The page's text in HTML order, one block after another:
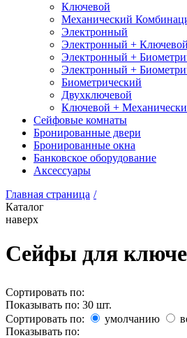
Ключевой
Механический
Электронный
Электронный + Ключевой
Электронный +
Электронный +
Биометрический
Двухключевой
Ключевой +
Сейфовые комнаты
Бронированные двери
Бронированные окна
Банковское оборудование
Аксессуары
Главная страница /
Каталог
наверх
Сейфы для
Сортировать по:
Показывать по: 30 шт.
Сортировать по:
умолчанию
Показывать по: